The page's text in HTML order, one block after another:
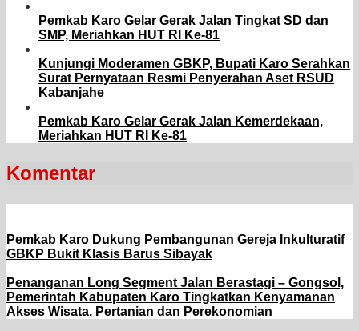
Pemkab Karo Gelar Gerak Jalan Tingkat SD dan
SMP, Meriahkan HUT RI Ke-81
Kunjungi Moderamen GBKP, Bupati Karo Serahkan
Surat Pernyataan Resmi Penyerahan Aset RSUD
Kabanjahe
Pemkab Karo Gelar Gerak Jalan Kemerdekaan,
Meriahkan HUT RI Ke-81
Komentar
Pemkab Karo Dukung Pembangunan Gereja Inkulturatif
GBKP Bukit Klasis Barus Sibayak
Penanganan Long Segment Jalan Berastagi – Gongsol,
Pemerintah Kabupaten Karo Tingkatkan Kenyamanan
Akses Wisata, Pertanian dan Perekonomian